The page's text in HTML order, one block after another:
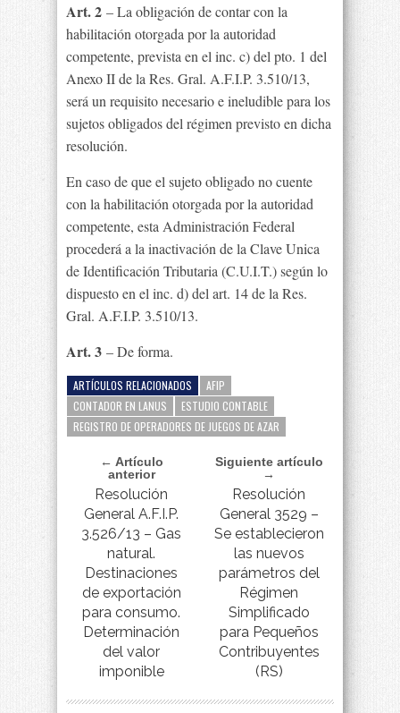
Art. 2 – La obligación de contar con la
habilitación otorgada por la autoridad
competente, prevista en el inc. c) del pto. 1 del
Anexo II de la Res. Gral. A.F.I.P. 3.510/13,
será un requisito necesario e ineludible para los
sujetos obligados del régimen previsto en dicha
resolución.
En caso de que el sujeto obligado no cuente
con la habilitación otorgada por la autoridad
competente, esta Administración Federal
procederá a la inactivación de la Clave Unica
de Identificación Tributaria (C.U.I.T.) según lo
dispuesto en el inc. d) del art. 14 de la Res.
Gral. A.F.I.P. 3.510/13.
Art. 3 – De forma.
ARTÍCULOS RELACIONADOS
AFIP
CONTADOR EN LANUS
ESTUDIO CONTABLE
REGISTRO DE OPERADORES DE JUEGOS DE AZAR
← Artículo
anterior
Resolución
General A.F.I.P.
3.526/13 – Gas
natural.
Destinaciones
de exportación
para consumo.
Determinación
del valor
imponible
Siguiente artículo
→
Resolución
General 3529 –
Se establecieron
las nuevos
parámetros del
Régimen
Simplificado
para Pequeños
Contribuyentes
(RS)